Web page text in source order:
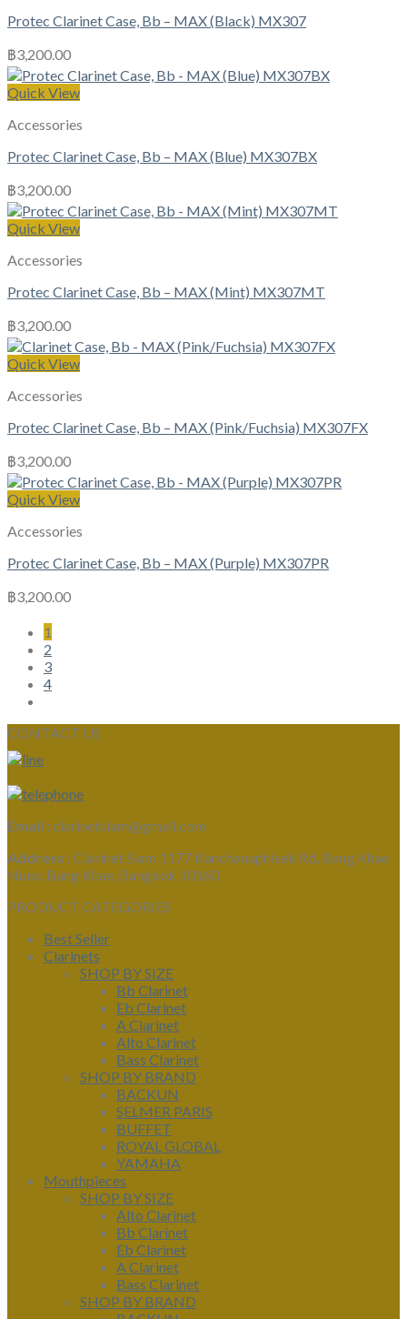
Protec Clarinet Case, Bb – MAX (Black) MX307
฿3,200.00
Quick View
Accessories
Protec Clarinet Case, Bb – MAX (Blue) MX307BX
฿3,200.00
Quick View
Accessories
Protec Clarinet Case, Bb – MAX (Mint) MX307MT
฿3,200.00
Quick View
Accessories
Protec Clarinet Case, Bb – MAX (Pink/Fuchsia) MX307FX
฿3,200.00
Quick View
Accessories
Protec Clarinet Case, Bb – MAX (Purple) MX307PR
฿3,200.00
1
2
3
4
CONTACT US
Email : clarinetsiam@gmail.com
Address : Clarinet Siam 1177 Kanchanaphisek Rd, Bang Khae
Nuea, Bang Khae, Bangkok 10160
PRODUCT CATEGORIES
Best Seller
Clarinets
SHOP BY SIZE
Bb Clarinet
Eb Clarinet
A Clarinet
Alto Clarinet
Bass Clarinet
SHOP BY BRAND
BACKUN
SELMER PARIS
BUFFET
ROYAL GLOBAL
YAMAHA
Mouthpieces
SHOP BY SIZE
Alto Clarinet
Bb Clarinet
Eb Clarinet
A Clarinet
Bass Clarinet
SHOP BY BRAND